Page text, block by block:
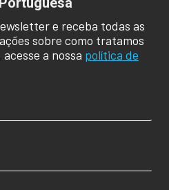
e receba todas as
sobre como tratamos
a nossa política de